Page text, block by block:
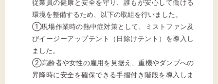
従業員の健康と安全を守り、誰もが安心して働ける
環境を整備するため、以下の取組を行いました。
①現場作業時の熱中症対策として、ミストファン及
びイージーアップテント（日除けテント）を導入し
ました。
②高齢者や女性の雇用を見据え、重機やダンプへの
昇降時に安全を確保できる手摺付き階段を導入しま